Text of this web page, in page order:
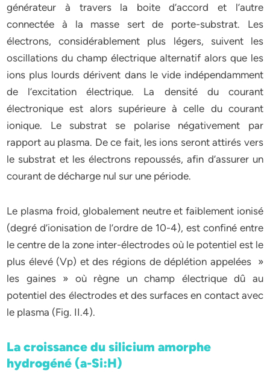
générateur à travers la boite d’accord et l’autre
connectée à la masse sert de porte-substrat. Les
électrons, considérablement plus légers, suivent les
oscillations du champ électrique alternatif alors que les
ions plus lourds dérivent dans le vide indépendamment
de l’excitation électrique. La densité du courant
électronique est alors supérieure à celle du courant
ionique. Le substrat se polarise négativement par
rapport au plasma. De ce fait, les ions seront attirés vers
le substrat et les électrons repoussés, afin d’assurer un
courant de décharge nul sur une période.
Le plasma froid, globalement neutre et faiblement ionisé
(degré d’ionisation de l’ordre de 10-4), est confiné entre
le centre de la zone inter-électrodes où le potentiel est le
plus élevé (Vp) et des régions de déplétion appelées »
les gaines » où règne un champ électrique dû au
potentiel des électrodes et des surfaces en contact avec
le plasma (Fig. II.4).
La croissance du silicium amorphe
hydrogéné (a-Si:H)